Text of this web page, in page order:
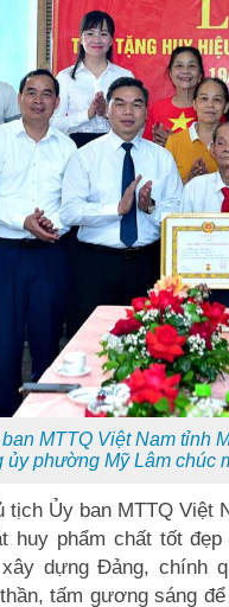
MTTQ Việt Nam tỉnh
ủy phường Mỹ Lâm chúc
Ủy ban MTTQ Việt
huy phẩm chất tốt
dựng Đảng, chính
tấm gương sáng